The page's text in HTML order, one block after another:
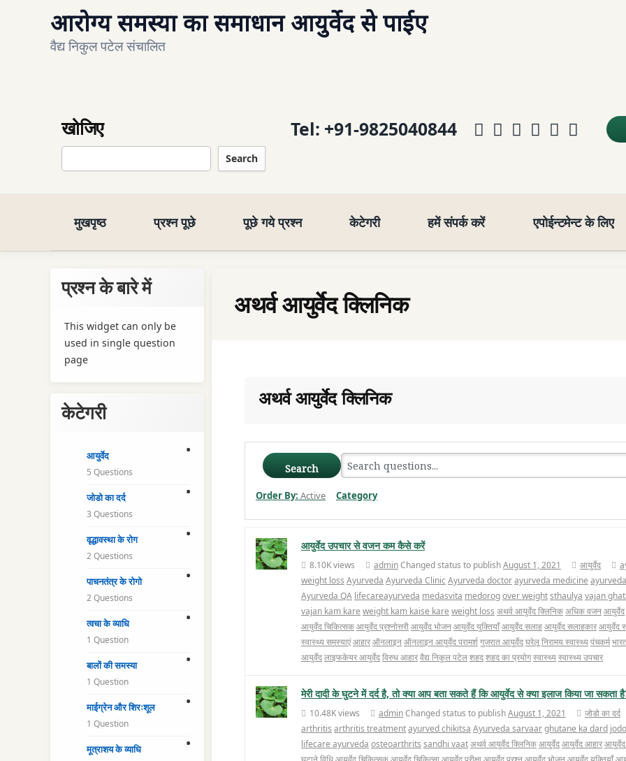
आरोग्य समस्या का समाधान आयुर्वेद से पाईए
वैद्य निकुल पटेल संचालित
खोजिए
Search
Tel: +91-9825040844 Facebook
Instagram
Telegram
WhatsApp
YouTube
E-mail
मुखपृष्ठ प्रश्न पूछे पूछे गये प्रश्न केटेगरी हमें संपर्क करें एपोईन्टमेन्ट के लिए
अथर्व आयुर्वेद क्लिनिक
अथर्व आयुर्वेद क्लिनिक
Search
Order By: Active Category
आयुर्वेद उपचार से वजन कम कैसे करें
8.10K views adminChanged status to publishAugust 1, 2021 आयुर्वेद
weight loss Ayurveda Ayurveda Clinic Ayurveda doctorayurveda medicine
Ayurveda QA lifecareayurveda medasvita medorogover weightsthaulya vajan
vajan kam kare weight kam kaise kare weight loss अथर्व आयुर्वेद क्लिनिकअधिक वजनआयुर्वेद
आयुर्वेद चिकित्सकआयुर्वेद प्रश्नोत्तरीआयुर्वेद भोजनआयुर्वेद युक्तियाँआयुर्वेद सलाहआयुर्वेद सलाहकारआयुर्वेद
स्वास्थ्य समस्याएंआहारऑनलाइनऑनलाइन आयुर्वेद परामर्शगुजरात आयुर्वेदघरेलूनिरामय स्वास्थ्यपंचकर्म
आयुर्वेदलाइफकेयर आयुर्वेदविरुध आहारवैद्य निकुल पटेलशहदशहद का प्रयोगस्वास्थ्यस्वास्थ्य उपचार
मेरी दादी के घुटने में दर्द है, तो क्या आप बता सकते हैं कि आयुर्वेद से क्या इलाज किया जा सकता
10.48K views adminChanged status to publishAugust 1, 2021 जोडो का दर्द
arthritis arthritis treatmentayurved chikitsa Ayurveda sarvaarghutane ka dard
lifecare ayurveda osteoarthrits sandhi vaatअथर्व आयुर्वेद क्लिनिकआयुर्वेदआयुर्वेद आहार
प्रश्न के बारे में
This widget can only be
used in single question
page
केटेगरी
आयुर्वेद
5 Questions
जोडो का दर्द
3 Questions
वृद्धावस्था के रोग
2 Questions
पाचनतंत्र के रोगो
2 Questions
त्वचा के व्याधि
1 Question
बालों की समस्या
1 Question
माईग्रेन और शिरःशूल
1 Question
मूत्राशय के व्याधि